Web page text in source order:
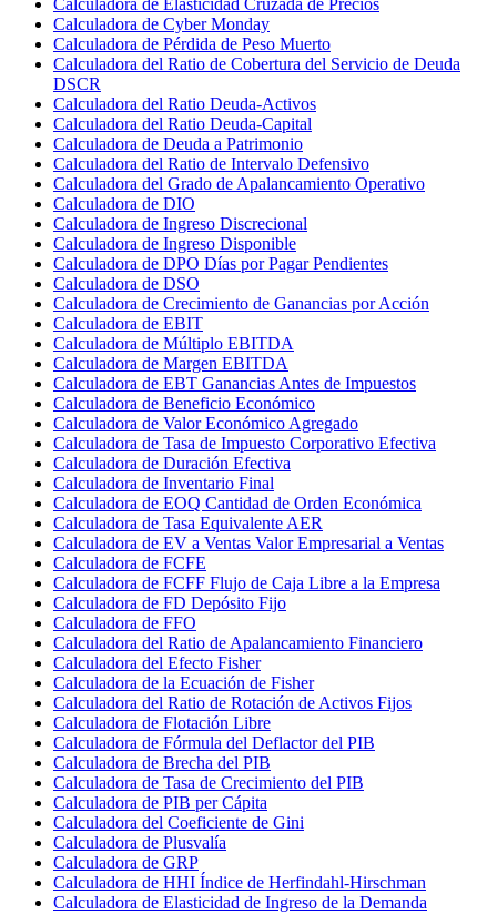
Calculadora de Cyber Monday
Calculadora de Pérdida de Peso Muerto
Calculadora del Ratio de Cobertura del Servicio de Deuda
DSCR
Calculadora del Ratio Deuda-Activos
Calculadora del Ratio Deuda-Capital
Calculadora de Deuda a Patrimonio
Calculadora del Ratio de Intervalo Defensivo
Calculadora del Grado de Apalancamiento Operativo
Calculadora de DIO
Calculadora de Ingreso Discrecional
Calculadora de Ingreso Disponible
Calculadora de DPO Días por Pagar Pendientes
Calculadora de DSO
Calculadora de Crecimiento de Ganancias por Acción
Calculadora de EBIT
Calculadora de Múltiplo EBITDA
Calculadora de Margen EBITDA
Calculadora de EBT Ganancias Antes de Impuestos
Calculadora de Beneficio Económico
Calculadora de Valor Económico Agregado
Calculadora de Tasa de Impuesto Corporativo Efectiva
Calculadora de Duración Efectiva
Calculadora de Inventario Final
Calculadora de EOQ Cantidad de Orden Económica
Calculadora de Tasa Equivalente AER
Calculadora de EV a Ventas Valor Empresarial a Ventas
Calculadora de FCFE
Calculadora de FCFF Flujo de Caja Libre a la Empresa
Calculadora de FD Depósito Fijo
Calculadora de FFO
Calculadora del Ratio de Apalancamiento Financiero
Calculadora del Efecto Fisher
Calculadora de la Ecuación de Fisher
Calculadora del Ratio de Rotación de Activos Fijos
Calculadora de Flotación Libre
Calculadora de Fórmula del Deflactor del PIB
Calculadora de Brecha del PIB
Calculadora de Tasa de Crecimiento del PIB
Calculadora de PIB per Cápita
Calculadora del Coeficiente de Gini
Calculadora de Plusvalía
Calculadora de GRP
Calculadora de HHI Índice de Herfindahl-Hirschman
Calculadora de Elasticidad de Ingreso de la Demanda